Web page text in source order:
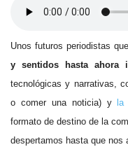
Unos futuros periodistas
y sentidos hasta ahora
tecnológicas y narrativas,
o comer una noticia) y
formato de destino de la
despertamos hasta que